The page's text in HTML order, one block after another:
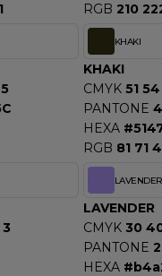
RGB 210
KHAKI
KHAKI
CMYK 51
PANTONE
HEXA
RGB 81 71
3
LAVENDER
LAVENDER
CMYK 30
PANTONE
HEXA